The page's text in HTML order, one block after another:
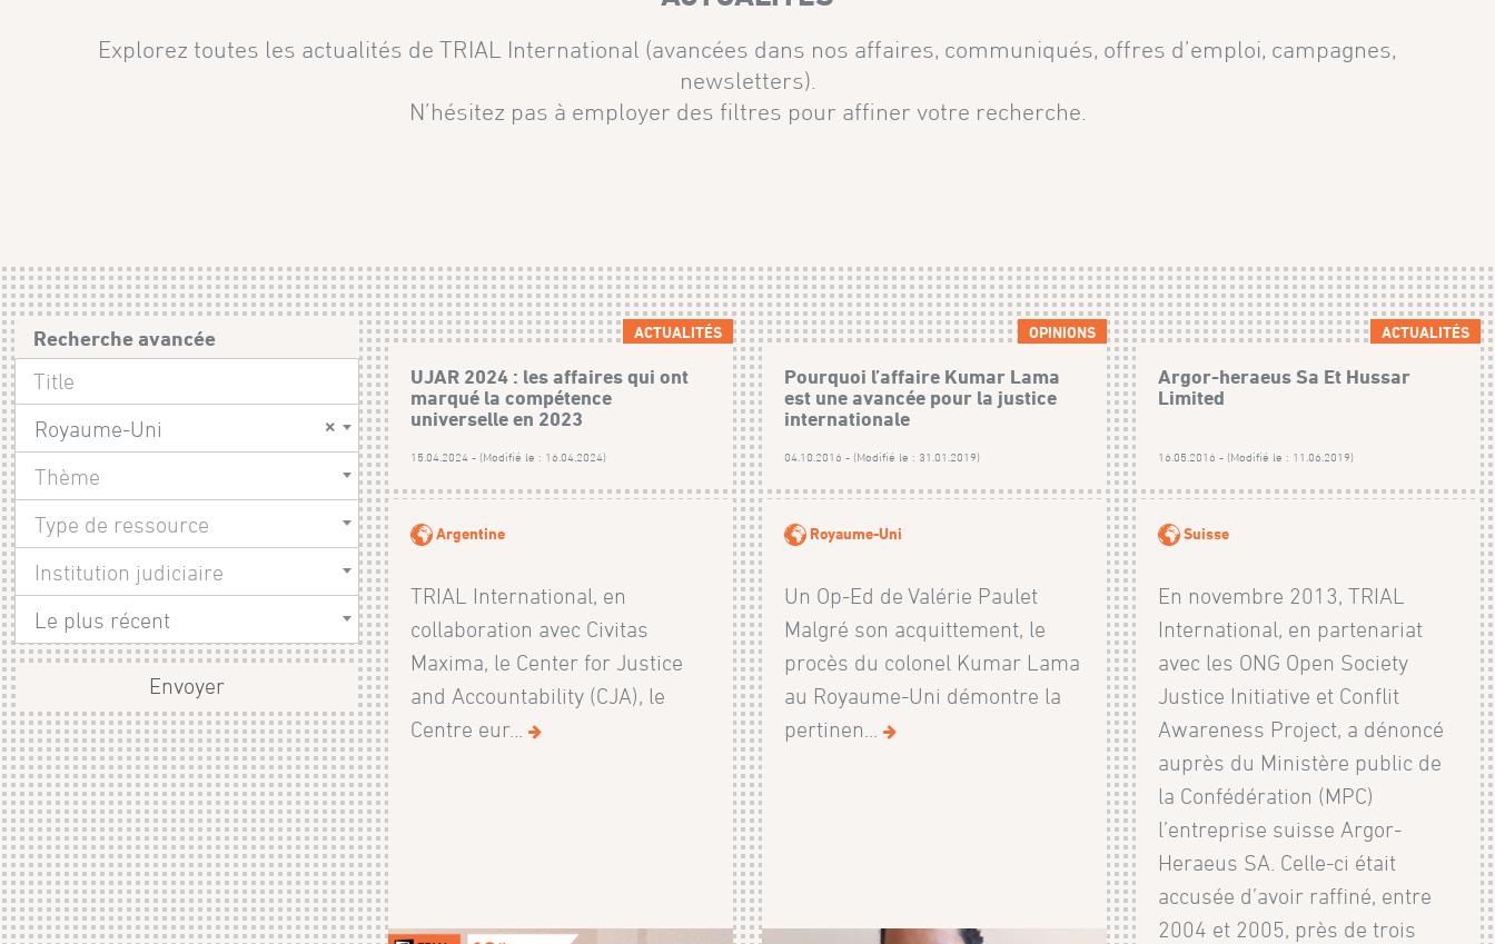
Explorez toutes les actualités de TRIAL International (avancées dans nos affaires, communiqués, offres d’emploi, campagnes,
newsletters).
N’hésitez pas à employer des filtres pour affiner votre recherche.
Recherche avancée
×
Royaume-Uni
Thème
Type de ressource
Institution judiciaire
Le plus récent
Envoyer
ACTUALITÉS
UJAR 2024 : les affaires qui ont
marqué la compétence
universelle en 2023
15.04.2024 - (Modifié le : 16.04.2024)
Argentine
TRIAL International, en
collaboration avec Civitas
Maxima, le Center for Justice
and Accountability (CJA), le
Centre eur...
OPINIONS
Pourquoi l’affaire Kumar Lama
est une avancée pour la justice
internationale
04.10.2016 - (Modifié le : 31.01.2019)
Royaume-Uni
Un Op-Ed de Valérie Paulet
Malgré son acquittement, le
procès du colonel Kumar Lama
au Royaume-Uni démontre la
pertinen...
ACTUALITÉS
Argor-heraeus Sa Et Hussar
Limited
16.05.2016 - (Modifié le : 11.06.2019)
Suisse
En novembre 2013, TRIAL
International, en partenariat
avec les ONG Open Society
Justice Initiative et Conflit
Awareness Project, a dénoncé
auprès du Ministère public de
la Confédération (MPC)
l’entreprise suisse Argor-
Heraeus SA. Celle-ci était
accusée d’avoir raffiné, entre
2004 et 2005, près de trois